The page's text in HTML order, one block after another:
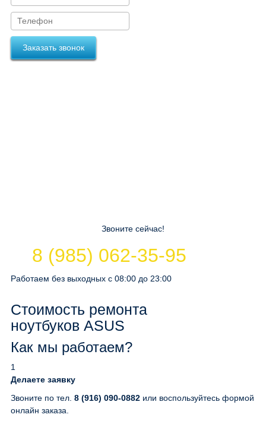
Заказать звонок
Звоните сейчас!
8 (985) 062-35-95
Работаем без выходных с 08:00 до 23:00
Стоимость ремонта
ноутбуков ASUS
Как мы работаем?
1
Делаете заявку
Звоните по тел. 8 (916) 090-0882 или воспользуйтесь формой
онлайн заказа.